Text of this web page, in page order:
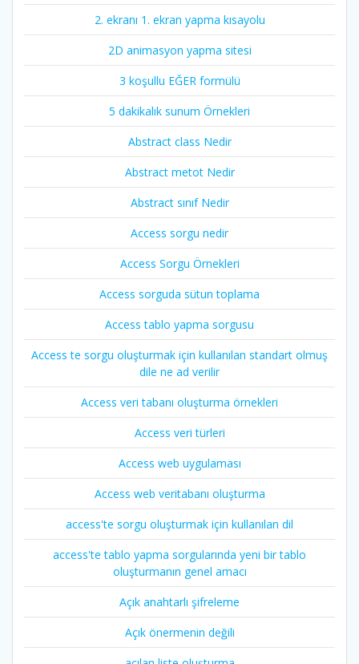
2. ekranı 1. ekran yapma kısayolu
2D animasyon yapma sitesi
3 koşullu EĞER formülü
5 dakikalık sunum Örnekleri
Abstract class Nedir
Abstract metot Nedir
Abstract sınıf Nedir
Access sorgu nedir
Access Sorgu Örnekleri
Access sorguda sütun toplama
Access tablo yapma sorgusu
Access te sorgu oluşturmak için kullanılan standart olmuş
dile ne ad verilir
Access veri tabanı oluşturma örnekleri
Access veri türleri
Access web uygulaması
Access web veritabanı oluşturma
access'te sorgu oluşturmak için kullanılan dil
access'te tablo yapma sorgularında yeni bir tablo
oluşturmanın genel amacı
Açık anahtarlı şifreleme
Açık önermenin değili